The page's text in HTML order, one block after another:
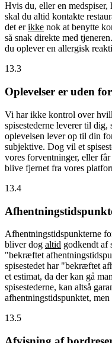
Hvis du, eller en medspiser,
skal du altid kontakte
det erikke nok at benytte
så snak direkte med
du oplever en allergisk
13.3
Oplevelser er uden
Vi har ikke kontrol over
spisestederne leverer til
oplevelsen lever op til din
subjektive. Dog vil et
vores forventninger, eller
blive fjernet fra vores
13.4
Afhentningstidspunkterne
bliver dog altid godkendt af
"bekræftet
spisestedet har "bekræftet
et estimat, da der kan gå
spisestederne, kan altså
afhentningstidspunktet,
13.5